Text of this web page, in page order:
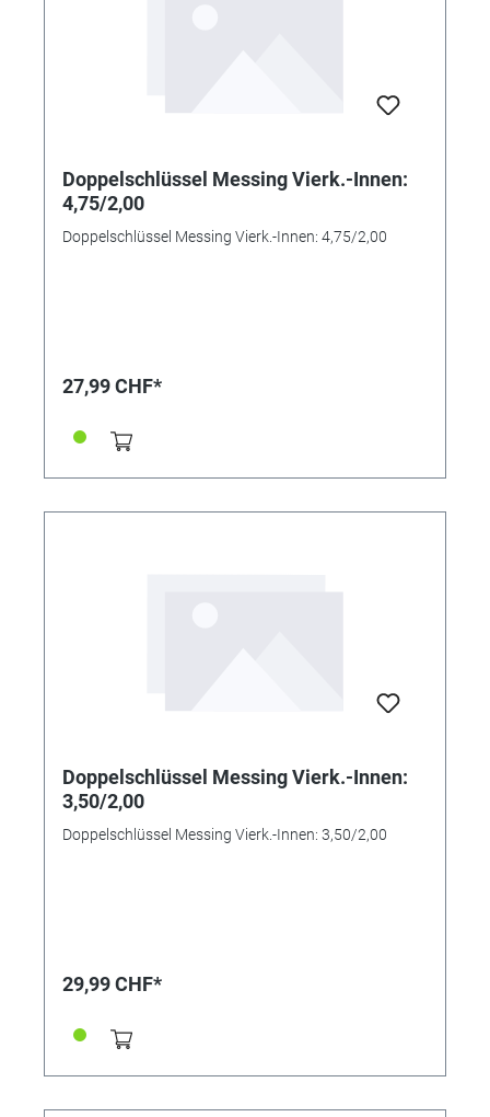
Doppelschlüssel Messing Vierk.-Innen:
4,75/2,00
Doppelschlüssel Messing Vierk.-Innen: 4,75/2,00
27,99 CHF*
Doppelschlüssel Messing Vierk.-Innen:
3,50/2,00
Doppelschlüssel Messing Vierk.-Innen: 3,50/2,00
29,99 CHF*